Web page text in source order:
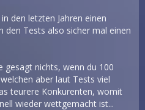
den letzten Jahren einen
den Tests also sicher mal einen
gesagt nichts, wenn du 100
aber laut Tests viel
teurere Konkurenten, womit
wieder wettgemacht ist...